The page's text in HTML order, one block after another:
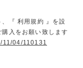
『 利用規約 』を設
入をお願い致します
04/110131